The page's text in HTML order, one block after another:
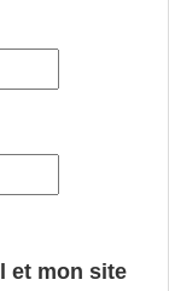
et mon site